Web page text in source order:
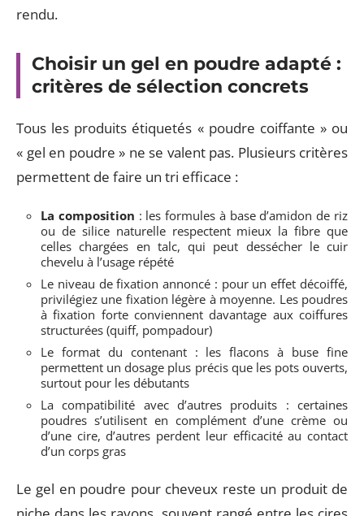
rendu.
Choisir un gel en poudre adapté :
critères de sélection concrets
Tous les produits étiquetés « poudre coiffante » ou
« gel en poudre » ne se valent pas. Plusieurs critères
permettent de faire un tri efficace :
La composition : les formules à base d’amidon de riz
ou de silice naturelle respectent mieux la fibre que
celles chargées en talc, qui peut dessécher le cuir
chevelu à l’usage répété
Le niveau de fixation annoncé : pour un effet décoiffé,
privilégiez une fixation légère à moyenne. Les poudres
à fixation forte conviennent davantage aux coiffures
structurées (quiff, pompadour)
Le format du contenant : les flacons à buse fine
permettent un dosage plus précis que les pots ouverts,
surtout pour les débutants
La compatibilité avec d’autres produits : certaines
poudres s’utilisent en complément d’une crème ou
d’une cire, d’autres perdent leur efficacité au contact
d’un corps gras
Le gel en poudre pour cheveux reste un produit de